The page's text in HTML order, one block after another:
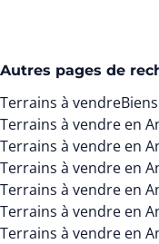
Autres pages de
Terrains à vendre
Terrains à vendre en
Terrains à vendre en
Terrains à vendre en
Terrains à vendre en
Terrains à vendre en
Terrains à vendre en